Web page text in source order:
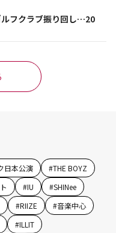
ルフクラブ振り回し…20
日本公演 #THE BOYZ
#IU #SHINee
#RIIZE #音楽中心
#ILLIT